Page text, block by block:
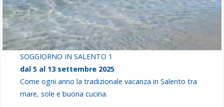
SOGGIORNO IN SALENTO 1
dal 5 al 13 settembre 2025
Come ogni anno la tradizionale vacanza in Salento tra
mare, sole e buona cucina.